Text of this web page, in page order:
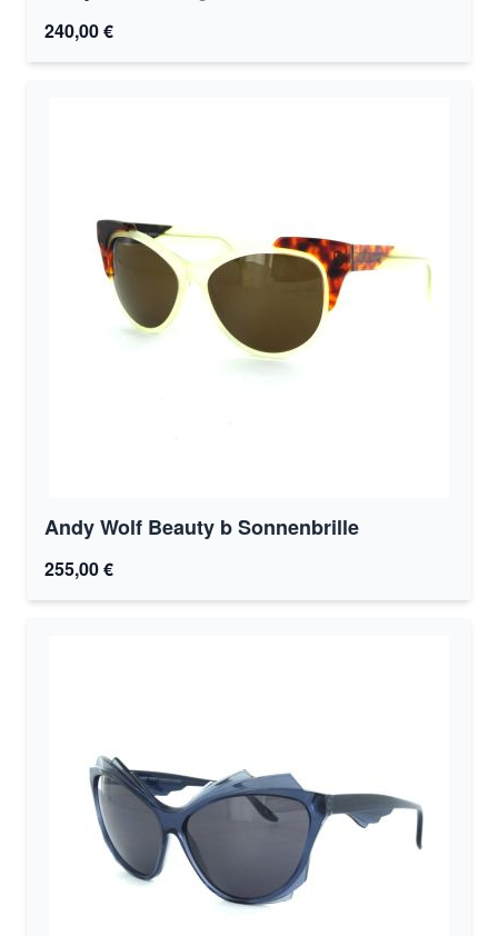
240,00 €
Andy Wolf Beauty b Sonnenbrille
255,00 €